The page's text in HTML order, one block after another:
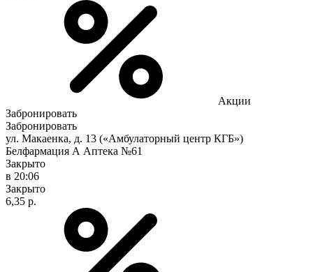
Акции
Забронировать
Забронировать
ул. Макаенка, д. 13 («Амбулаторный центр КГБ»)
Белфармация А Аптека №61
Закрыто
в 20:06
Закрыто
6,35 р.